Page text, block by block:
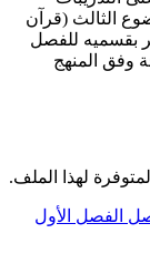
الثالث (قرآن
بقسميه للفصل
صفحات هذا الملف 11 صفحة وفق المنهج
لهذا الملف.
الفصل الأول